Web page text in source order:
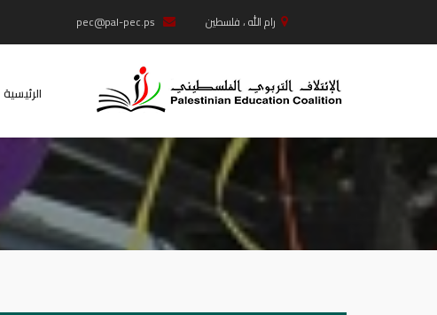
رام الله ، فلسطين pec@pal-pec.ps
West Bank +97022965610, Gaza +97082826313
الرئيسية